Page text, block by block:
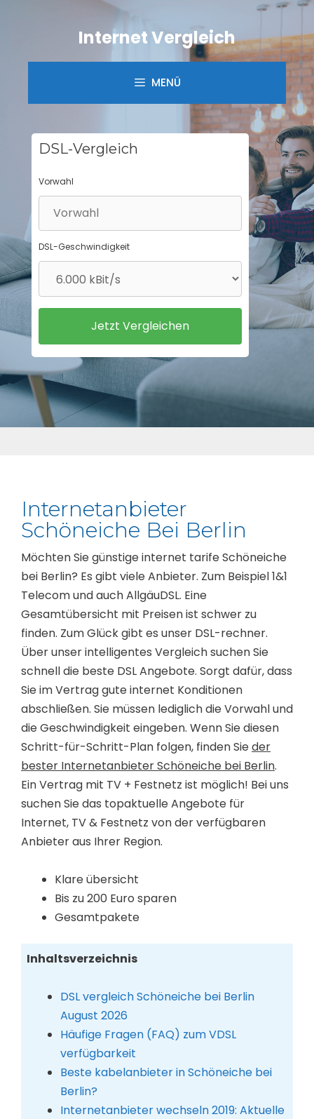
Internet Vergleich
MENÜ
DSL-Vergleich
Vorwahl
DSL-Geschwindigkeit
Internetanbieter
Schöneiche Bei Berlin
Möchten Sie günstige internet tarife Schöneiche
bei Berlin? Es gibt viele Anbieter. Zum Beispiel 1&1
Telecom und auch AllgäuDSL. Eine
Gesamtübersicht mit Preisen ist schwer zu
finden. Zum Glück gibt es unser DSL-rechner.
Über unser intelligentes Vergleich suchen Sie
schnell die beste DSL Angebote. Sorgt dafür, dass
Sie im Vertrag gute internet Konditionen
abschließen. Sie müssen lediglich die Vorwahl und
die Geschwindigkeit eingeben. Wenn Sie diesen
Schritt-für-Schritt-Plan folgen, finden Sieder
bester Internetanbieter Schöneiche bei Berlin.
Ein Vertrag mit TV + Festnetz ist möglich! Bei uns
suchen Sie das topaktuelle Angebote für
Internet, TV & Festnetz von der verfügbaren
Anbieter aus Ihrer Region.
Klare übersicht
Bis zu 200 Euro sparen
Gesamtpakete
Inhaltsverzeichnis
DSL vergleich Schöneiche bei Berlin
August 2026
Häufige Fragen (FAQ) zum VDSL
verfügbarkeit
Beste kabelanbieter in Schöneiche bei
Berlin?
Internetanbieter wechseln 2019: Aktuelle